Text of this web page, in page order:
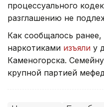
процессуального
разглашению не
Как сообщалось
наркотиками изъяли у
Каменогорска.
крупной партией